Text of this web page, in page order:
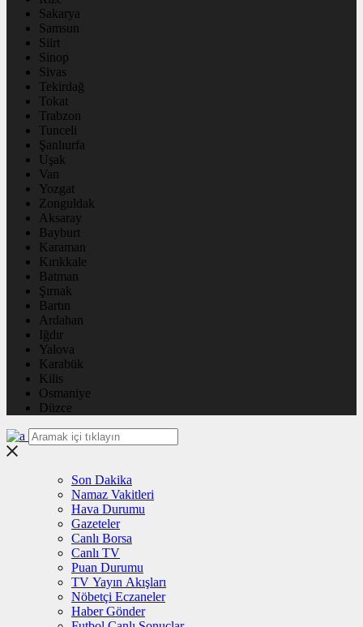
Sakarya
Samsun
Siirt
Sinop
Sivas
Tekirdağ
Tokat
Trabzon
Tunceli
Şanlıurfa
Uşak
Van
Yozgat
Zonguldak
Aksaray
Bayburt
Karaman
Kırıkkale
Batman
Şırnak
Bartın
Ardahan
Iğdır
Yalova
Karabük
Kilis
Osmaniye
Düzce
Son Dakika
Namaz Vakitleri
Hava Durumu
Gazeteler
Canlı Borsa
Canlı TV
Puan Durumu
TV Yayın Akışları
Nöbetçi Eczaneler
Haber Gönder